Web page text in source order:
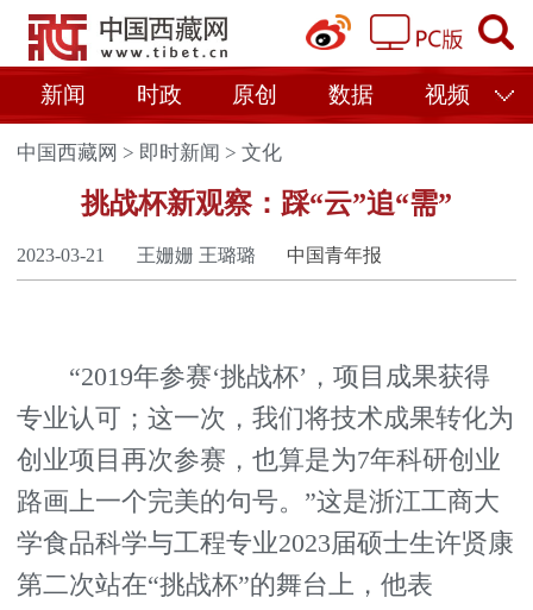
新闻 时政 原创 数据 视频
中国西藏网 > 即时新闻 >文化
挑战杯新观察：踩“云”追“需”
2023-03-21 王姗姗 王璐璐 中国青年报
“2019年参赛‘挑战杯’，项目成果获得
专业认可；这一次，我们将技术成果转化为
创业项目再次参赛，也算是为7年科研创业
路画上一个完美的句号。”这是浙江工商大
学食品科学与工程专业2023届硕士生许贤康
第二次站在“挑战杯”的舞台上，他表